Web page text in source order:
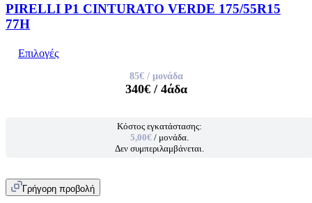
PIRELLI P1 CINTURATO VERDE 175/55R15
77H
Επιλογές
85€/ μονάδα
340€/ 4άδα
Κόστος εγκατάστασης:
5,00€ / μονάδα.
Δεν συμπεριλαμβάνεται.
Γρήγορη προβολή